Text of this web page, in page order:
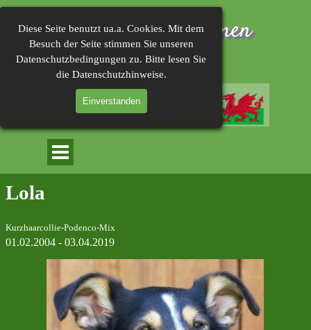
Diese Seite benutzt ua.a. Cookies. Mit dem
Besuch der Seite stimmen Sie unseren
Datenschutzbedingungen zu. Bitte lesen Sie
die Datenschutzhinweise.
Einverstanden
Direkt zum Seiteninhalt
Herzlich Willkommen
im
Menü überspringen
Lola
Kurzhaarcollie-Podenco-Mix
01.02.2004 - 03.04.2019